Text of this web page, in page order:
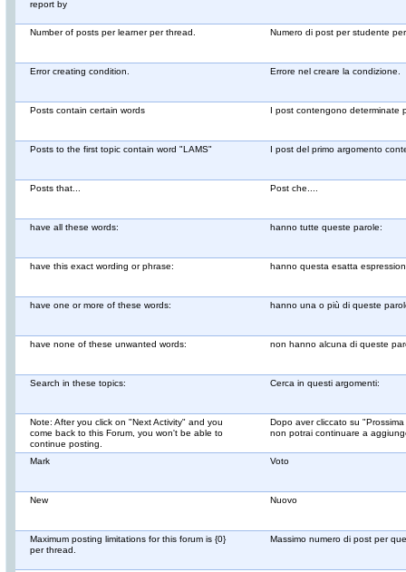
report by
Number of posts per learner per thread. Numero di post per studente
Error creating condition. Errore nel creare la condizione.
Posts contain certain words I post contengono determinate
Posts to the first topic contain word "LAMS" I post del primo argomento
Posts that... Post che....
have all these words: hanno tutte queste parole:
have this exact wording or phrase: hanno questa esatta
have one or more of these words: hanno una o più di queste
have none of these unwanted words: non hanno alcuna di queste
Search in these topics: Cerca in questi argomenti:
Note: After you click on "Next Activity" and you
come back to this Forum, you won't be able to
continue posting.
Dopo aver cliccato su
non potrai continuare a
Mark Voto
New Nuovo
Maximum posting limitations for this forum is {0}
per thread.
Massimo numero di post per